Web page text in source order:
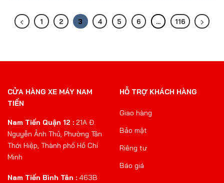
1 2 3 4 5 6 … 116
CỬA HÀNG XE MÁY NAM
TIẾN
Nam Tiến Quận 12 : 21A Đ.
Nguyễn Ảnh Thủ, Phường Tân
Thới Hiệp, Thành phố Hồ Chí
Minh
Nam Tiến Bình Tân : 463B
HỖ TRỢ KHÁCH HÀNG
Giao hàng
Bảo mật
Riêng tư
Báo giá